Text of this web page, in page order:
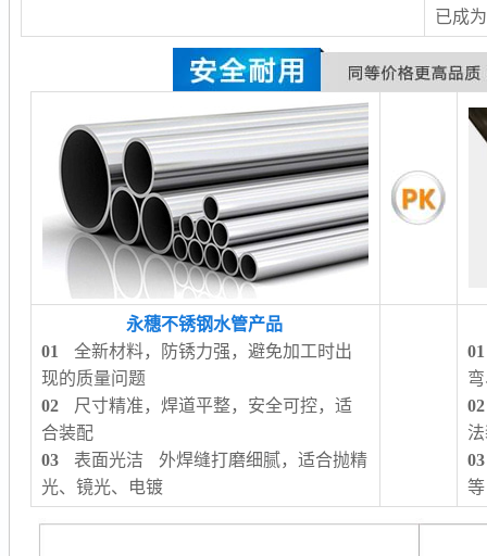
已成
永穗不锈钢水管产品
01
全新材料，防锈力强，避免加工时出
现的质量问题
02 尺寸精准，焊道平整，安全可控，适
合装配
03 表面光洁 外焊缝打磨细腻，适合抛精
光、镜光、电镀
01
02
03